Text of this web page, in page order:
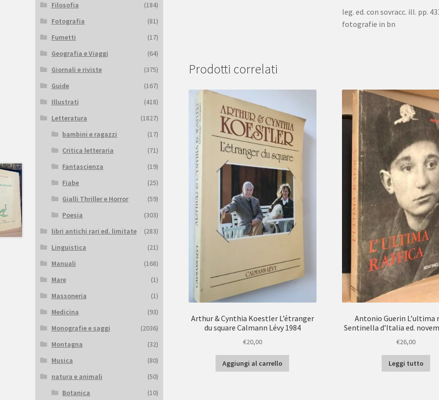
leg. ed. con sovracc. ill. pp.
fotografie in bn
Prodotti correlati
Arthur & Cynthia Koestler L’étranger
du square Calmann Lévy 1984
€20,00
Aggiungi al carrello
Antonio Guerin L’ultima
Sentinella d’Italia ed.
€26,00
Leggi tutto
Filosofia
(184)
Fotografia
(81)
Fumetti
(17)
Geografia e Viaggi
(64)
Giornali e riviste
(375)
Guide
(167)
Illustrati
(418)
Letteratura
(1827)
bambini e ragazzi
(17)
Critica letteraria
(71)
Fantascienza
(19)
Fiabe
(25)
Gialli Thriller e Horror
(59)
Poesia
(303)
libri antichi rari ed. limitate
(283)
Linguistica
(21)
Manuali
(168)
Mare
(1)
Massoneria
(1)
Medicina
(93)
Monografie e saggi
(2036)
Montagna
(32)
Musica
(80)
natura e animali
(50)
Botanica
(10)